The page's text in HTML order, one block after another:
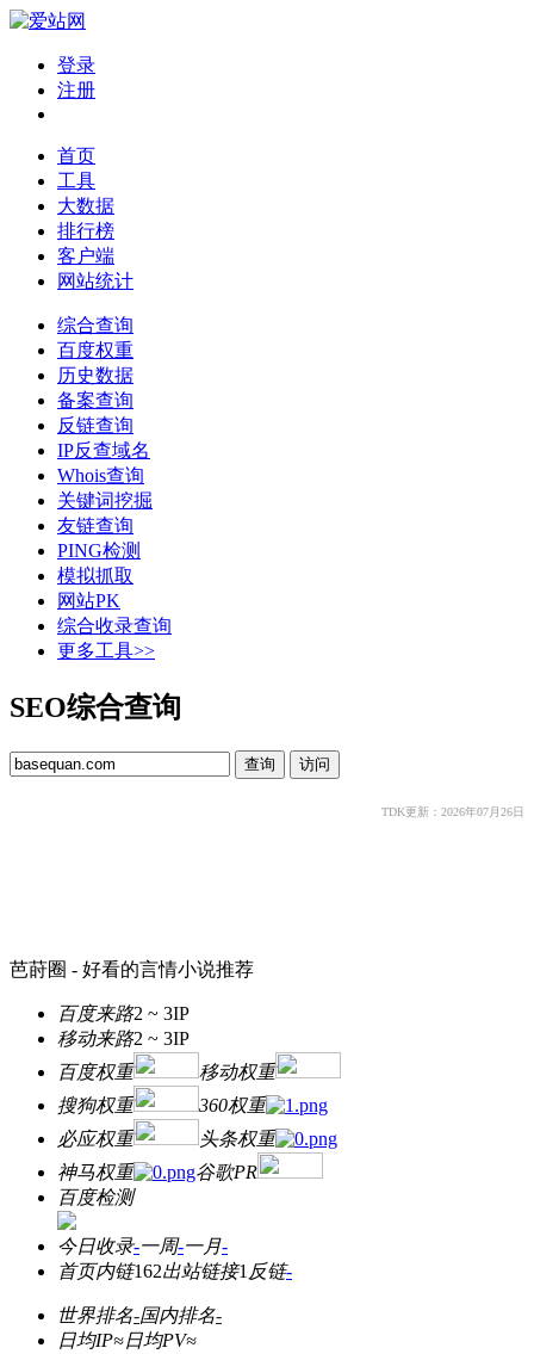
登录
注册
首页
工具
大数据
排行榜
客户端
网站统计
综合查询
百度权重
历史数据
备案查询
反链查询
IP反查域名
Whois查询
关键词挖掘
友链查询
PING检测
模拟抓取
网站PK
综合收录查询
更多工具>>
SEO综合查询
TDK更新：2026年07月26日
芭莳圈 - 好看的言情小说推荐
百度来路2 ~ 3IP
移动来路2 ~ 3IP
百度权重
移动权重
搜狗权重
360权重
必应权重
头条权重
神马权重
谷歌PR
百度检测
今日收录-一周-一月-
首页内链162出站链接1 反链-
世界排名-国内排名-
日均IP≈日均PV≈